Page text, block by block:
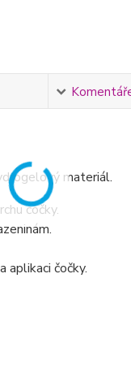
materiál.
čočky.
aplikaci čočky.